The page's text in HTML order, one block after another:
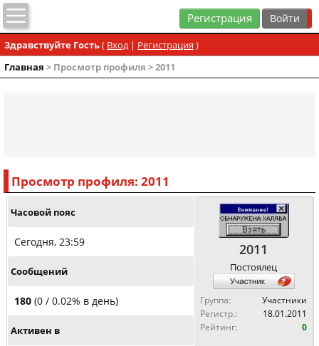
Регистрация
Здравствуйте Гость( Вход| Регистрация )
Главная > Просмотр профиля > 2011
Просмотр профиля: 2011
2011
Постоялец
Группа:
Участники
Регистр.:
18.01.2011
Рейтинг:
0
Часовой пояс
Сегодня, 23:59
Сообщений
180 (0 / 0.02% в день)
Активен в